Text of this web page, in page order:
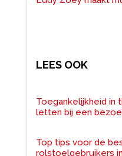
LEES OOK
Toegankelijkheid in
letten bij een
Top tips voor de
rolstoelgebruikers